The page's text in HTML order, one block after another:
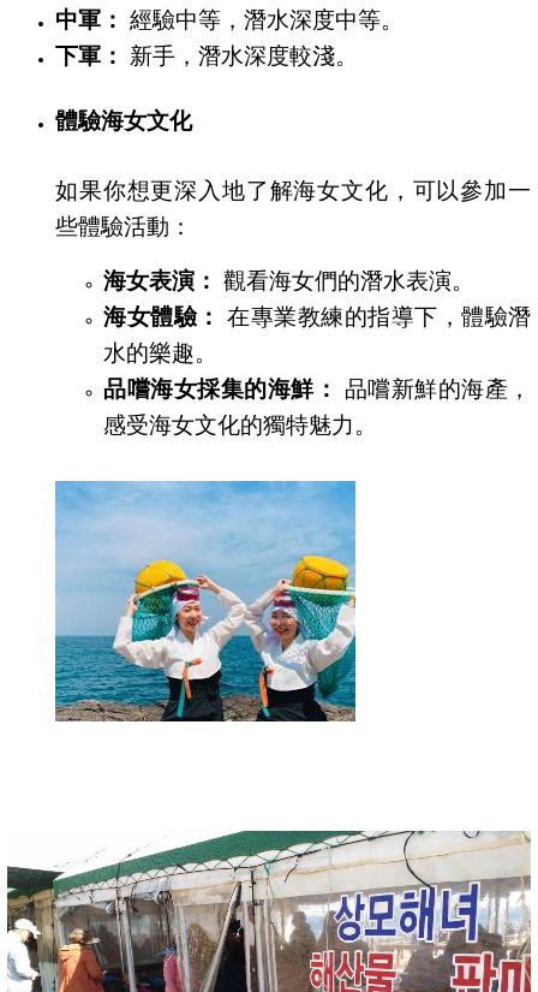
中軍： 經驗中等，潛水深度中等。
下軍：
新手，潛水深度較淺。
體驗海女文化
如果你想更深入地了解海女文化，可以參加一
些體驗活動：
海女表演： 觀看海女們的潛水表演。
海女體驗：
在專業教練的指導下，體驗潛
水的樂趣。
品嚐海女採集的海鮮：
品嚐新鮮的海產，
感受海女文化的獨特魅力。